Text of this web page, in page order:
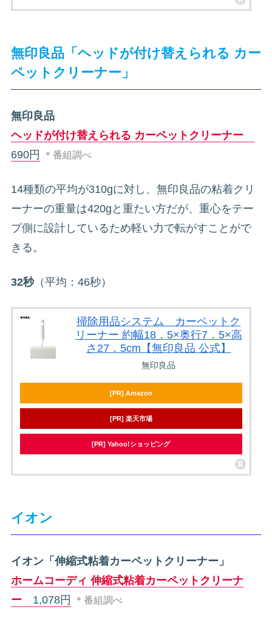
無印良品「ヘッドが付け替えられる カー
ペットクリーナー」
無印良品
ヘッドが付け替えられる カーペットクリーナー
690円
＊番組調べ
14種類の平均が310gに対し、無印良品の粘着クリ
ーナーの重量は420gと重たい方だが、重心をテー
プ側に設計しているため軽い力で転がすことがで
きる。
32秒（平均：46秒）
掃除用品システム カーペットク
リーナー 約幅18．5×奥行7．5×高
さ27．5cm【無印良品 公式】
無印良品
[PR] Amazon
[PR] 楽天市場
[PR] Yahoo!ショッピング
イオン
イオン「伸縮式粘着カーペットクリーナー」
ホームコーディ 伸縮式粘着カーペットクリーナ
ー 1,078円 ＊番組調べ